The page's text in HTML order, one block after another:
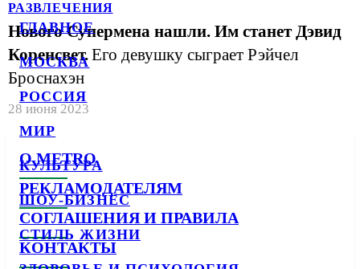
ГЛАВНОЕ
МОСКВА
РОССИЯ
МИР
КУЛЬТУРА
ШОУ-БИЗНЕС
СТИЛЬ ЖИЗНИ
РАЗВЛЕЧЕНИЯ
Нового Супермена нашли. Им станет Дэвид
Коренсвет.Его девушку сыграет Рэйчел
Броснахэн
28 июня 2023
О METRO
РЕКЛАМОДАТЕЛЯМ
СОГЛАШЕНИЯ И ПРАВИЛА
КОНТАКТЫ